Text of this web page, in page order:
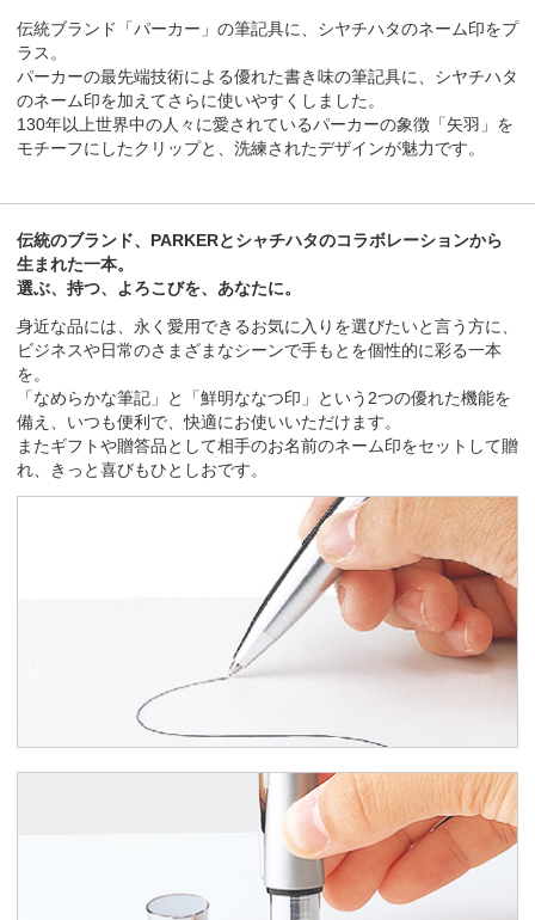
伝統ブランド「パーカー」の筆記具に、シヤチハタのネーム印をプ
ラス。
パーカーの最先端技術による優れた書き味の筆記具に、シヤチハタ
のネーム印を加えてさらに使いやすくしました。
130年以上世界中の人々に愛されているパーカーの象徴「矢羽」を
モチーフにしたクリップと、洗練されたデザインが魅力です。
伝統のブランド、PARKERとシャチハタのコラボレーションから
生まれた一本。
選ぶ、持つ、よろこびを、あなたに。
身近な品には、永く愛用できるお気に入りを選びたいと言う方に、
ビジネスや日常のさまざまなシーンで手もとを個性的に彩る一本
を。
「なめらかな筆記」と「鮮明ななつ印」という2つの優れた機能を
備え、いつも便利で、快適にお使いいただけます。
またギフトや贈答品として相手のお名前のネーム印をセットして贈
れ、きっと喜びもひとしおです。